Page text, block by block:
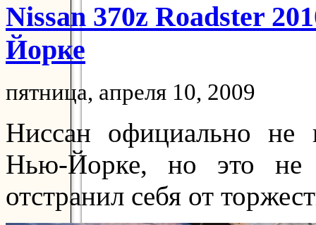
Nissan 370z Roadster
Йорке
пятница, апреля 10, 2009
Ниссан официально не
Нью-Йорке, но это не
отстранил себя от